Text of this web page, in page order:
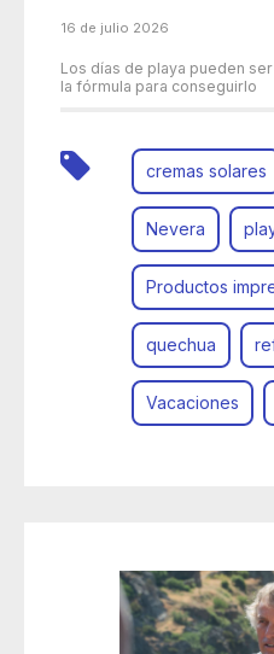
16 de julio 2026
Los días de playa pueden
la fórmula para conseguirlo
cremas solares
Nevera
Productos
quechua
Vacaciones